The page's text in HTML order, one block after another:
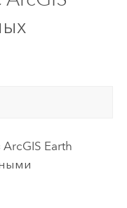
ArcGIS Earth